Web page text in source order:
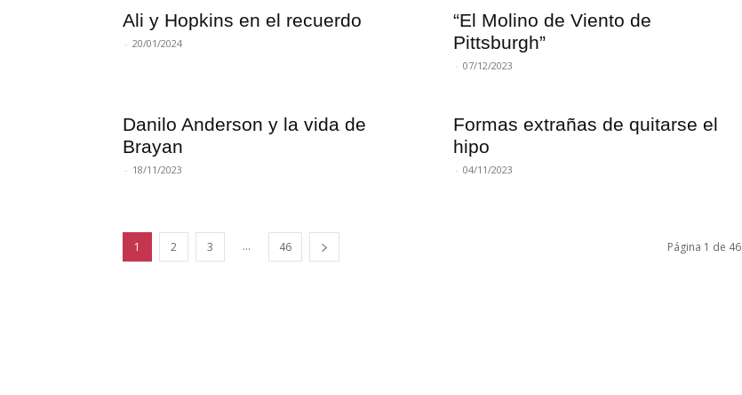
Ali y Hopkins en el recuerdo
- 20/01/2024
“El Molino de Viento de
Pittsburgh”
- 07/12/2023
Danilo Anderson y la vida de
Brayan
- 18/11/2023
Formas extrañas de quitarse el
hipo
- 04/11/2023
1 2 3 ... 46 Página 1 de 46